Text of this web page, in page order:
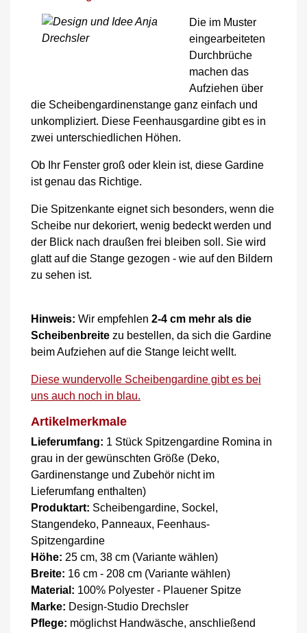
Die im Muster
eingearbeiteten
Durchbrüche
machen das
Aufziehen über
die Scheibengardinenstange ganz einfach und
unkompliziert. Diese Feenhausgardine gibt es in
zwei unterschiedlichen Höhen.
Ob Ihr Fenster groß oder klein ist, diese Gardine
ist genau das Richtige.
Die Spitzenkante eignet sich besonders, wenn die
Scheibe nur dekoriert, wenig bedeckt werden und
der Blick nach draußen frei bleiben soll. Sie wird
glatt auf die Stange gezogen - wie auf den Bildern
zu sehen ist.
Hinweis: Wir empfehlen 2-4 cm mehr als die
Scheibenbreite zu bestellen, da sich die Gardine
beim Aufziehen auf die Stange leicht wellt.
Diese wundervolle Scheibengardine gibt es bei
uns auch noch in blau.
Artikelmerkmale
Lieferumfang: 1 Stück Spitzengardine Romina in
grau in der gewünschten Größe (Deko,
Gardinenstange und Zubehör nicht im
Lieferumfang enthalten)
Produktart: Scheibengardine, Sockel,
Stangendeko, Panneaux, Feenhaus-
Spitzengardine
Höhe: 25 cm, 38 cm (Variante wählen)
Breite: 16 cm - 208 cm (Variante wählen)
Material: 100% Polyester - Plauener Spitze
Marke: Design-Studio Drechsler
Pflege: möglichst Handwäsche, anschließend